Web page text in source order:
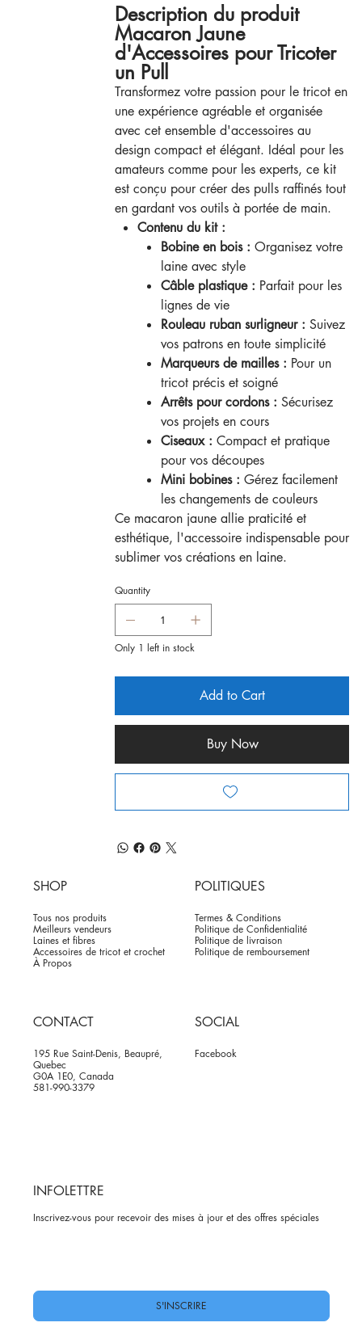
Description du produit
Macaron Jaune
d'Accessoires pour Tricoter
un Pull
Transformez votre passion pour le tricot en
une expérience agréable et organisée
avec cet ensemble d'accessoires au
design compact et élégant. Idéal pour les
amateurs comme pour les experts, ce kit
est conçu pour créer des pulls raffinés tout
en gardant vos outils à portée de main.
Contenu du kit :
Bobine en bois : Organisez votre
laine avec style
Câble plastique : Parfait pour les
lignes de vie
Rouleau ruban surligneur : Suivez
vos patrons en toute simplicité
Marqueurs de mailles : Pour un
tricot précis et soigné
Arrêts pour cordons : Sécurisez
vos projets en cours
Ciseaux : Compact et pratique
pour vos découpes
Mini bobines : Gérez facilement
les changements de couleurs
Ce macaron jaune allie praticité et
esthétique, l'accessoire indispensable pour
sublimer vos créations en laine.
Quantity
Only 1 left in stock
Add to Cart
Buy Now
SHOP
Tous nos produits
Meilleurs vendeurs
Laines et fibres
Accessoires de tricot et crochet
À Propos
POLITIQUES
Termes & Conditions
Politique de Confidentialité
Politique de livraison
Politique de remboursement
CONTACT
195 Rue Saint-Denis, Beaupré,
Quebec
G0A 1E0, Canada
581-990-3379
SOCIAL
Facebook
INFOLETTRE
Inscrivez-vous pour recevoir des mises à jour et des offres spéciales
S'INSCRIRE